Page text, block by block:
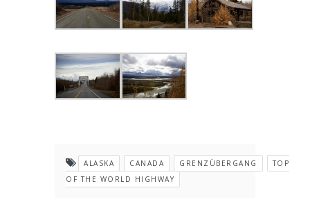
ALASKA CANADA GRENZÜBERGANG
TOP
OF THE WORLD HIGHWAY